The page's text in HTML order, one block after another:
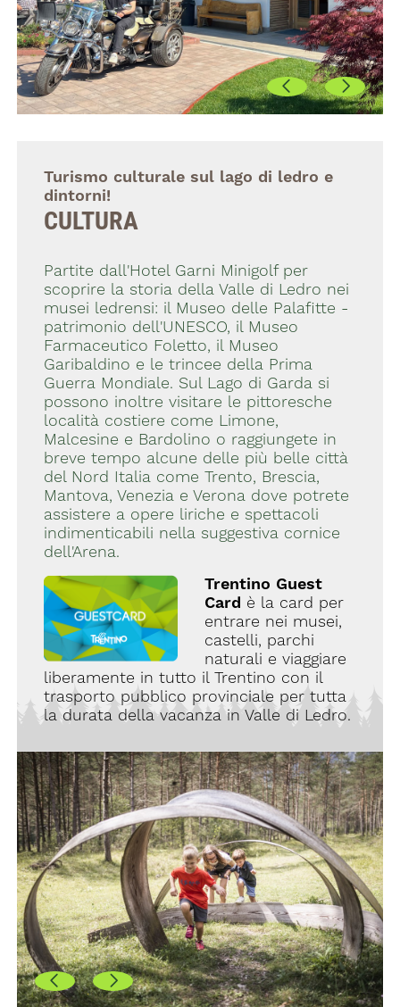
Turismo culturale sul lago di ledro e
dintorni!
CULTURA
Partite dall'Hotel Garni Minigolf per
scoprire la storia della Valle di Ledro nei
musei ledrensi: il Museo delle Palafitte -
patrimonio dell'UNESCO, il Museo
Farmaceutico Foletto, il Museo
Garibaldino e le trincee della Prima
Guerra Mondiale. Sul Lago di Garda si
possono inoltre visitare le pittoresche
località costiere come Limone,
Malcesine e Bardolino o raggiungete in
breve tempo alcune delle più belle città
del Nord Italia come Trento, Brescia,
Mantova, Venezia e Verona dove potrete
assistere a opere liriche e spettacoli
indimenticabili nella suggestiva cornice
dell'Arena.
Trentino Guest
Card è la card per
entrare nei musei,
castelli, parchi
naturali e viaggiare
liberamente in tutto il Trentino con il
trasporto pubblico provinciale per tutta
la durata della vacanza in Valle di Ledro.